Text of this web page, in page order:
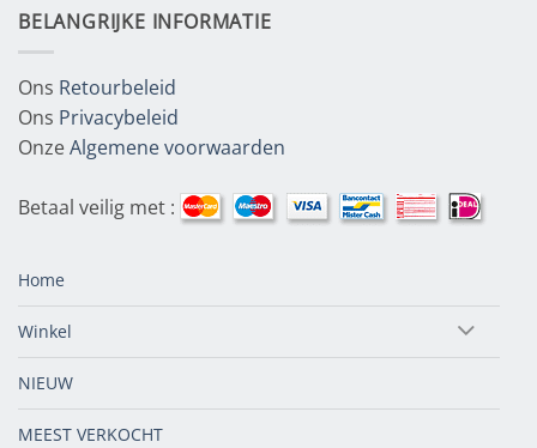
BELANGRIJKE INFORMATIE
Ons Retourbeleid
Ons Privacybeleid
OnzeAlgemene voorwaarden
Betaal veilig met :
Home
Winkel
NIEUW
MEEST VERKOCHT